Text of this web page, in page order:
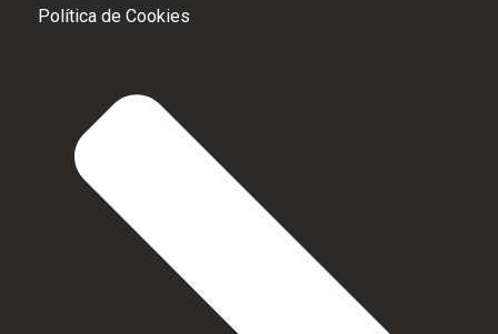
Política de Cookies